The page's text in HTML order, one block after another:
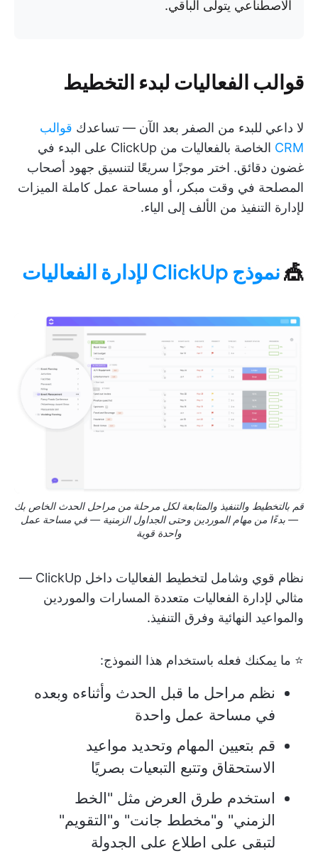
الاصطناعي يتولى الباقي.
قوالب الفعاليات لبدء التخطيط
لا داعي للبدء من الصفر بعد الآن — تساعدك قوالب
CRM
الخاصة بالفعاليات من ClickUp على البدء في
غضون دقائق. اختر موجزًا سريعًا لتنسيق جهود أصحاب
المصلحة في وقت مبكر، أو مساحة عمل كاملة الميزات
لإدارة التنفيذ من الألف إلى الياء.
🎪نموذج ClickUp لإدارة الفعاليات
قم بالتخطيط والتنفيذ والمتابعة لكل مرحلة من مراحل الحدث الخاص بك
— بدءًا من مهام الموردين وحتى الجداول الزمنية — في مساحة عمل
واحدة قوية
نظام قوي وشامل لتخطيط الفعاليات داخل ClickUp —
مثالي لإدارة الفعاليات متعددة المسارات والموردين
والمواعيد النهائية وفرق التنفيذ.
⭐ ما يمكنك فعله باستخدام هذا النموذج:
نظم مراحل ما قبل الحدث وأثناءه وبعده
في مساحة عمل واحدة
قم بتعيين المهام وتحديد مواعيد
الاستحقاق وتتبع التبعيات بصريًا
استخدم طرق العرض مثل "الخط
الزمني" و"مخطط جانت" و"التقويم"
لتبقى على اطلاع على الجدولة